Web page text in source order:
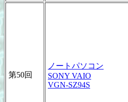
第50回
ノートパソコン
SONY VAIO
VGN-SZ94S